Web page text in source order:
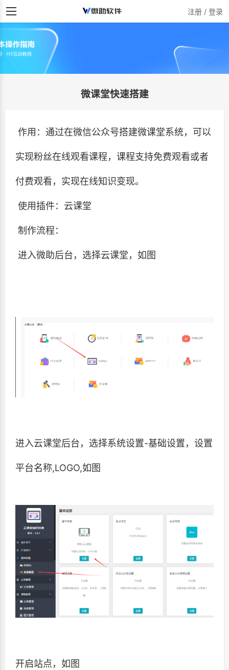
注册 / 登录
微课堂快速搭建
作用：通过在微信公众号搭建微课堂系统，可以
实现粉丝在线观看课程，课程支持免费观看或者
付费观看，实现在线知识变现。
使用插件：云课堂
制作流程：
进入微助后台，选择云课堂，如图
进入云课堂后台，选择系统设置-基础设置，设置
平台名称,LOGO,如图
开启站点，如图